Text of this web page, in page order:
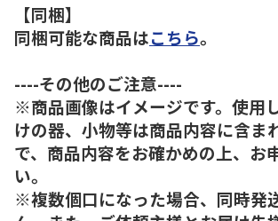
【同梱】
同梱可能な商品はこちら。
----その他のご注意----
※商品画像はイメージです。使用
けの器、小物等は商品内容に含ま
で、商品内容をお確かめの上、お
い。
※複数個口になった場合、同時発